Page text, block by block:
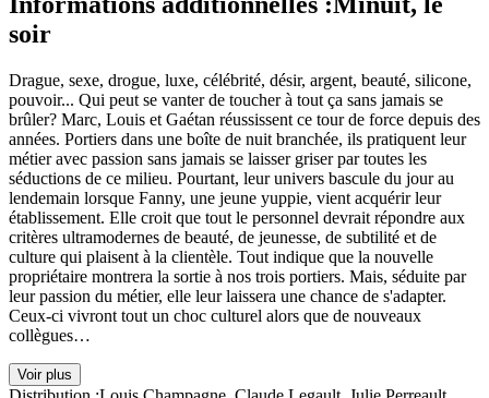
soir
Drague, sexe, drogue, luxe, célébrité, désir, argent, beauté, silicone,
pouvoir... Qui peut se vanter de toucher à tout ça sans jamais se
brûler? Marc, Louis et Gaétan réussissent ce tour de force depuis des
années. Portiers dans une boîte de nuit branchée, ils pratiquent leur
métier avec passion sans jamais se laisser griser par toutes les
séductions de ce milieu. Pourtant, leur univers bascule du jour au
lendemain lorsque Fanny, une jeune yuppie, vient acquérir leur
établissement. Elle croit que tout le personnel devrait répondre aux
critères ultramodernes de beauté, de jeunesse, de subtilité et de
culture qui plaisent à la clientèle. Tout indique que la nouvelle
propriétaire montrera la sortie à nos trois portiers. Mais, séduite par
leur passion du métier, elle leur laissera une chance de s'adapter.
Ceux-ci vivront tout un choc culturel alors que de nouveaux
collègues…
Voir plus